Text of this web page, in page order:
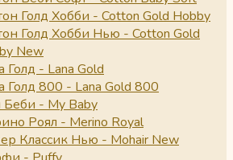
Голд Хобби - Cotton Gold Hobby
Голд Хобби Нью - Cotton Gold
New
Голд - Lana Gold
Голд 800 - Lana Gold 800
- My Baby
Роял - Merino Royal
Классик Нью - Mohair New